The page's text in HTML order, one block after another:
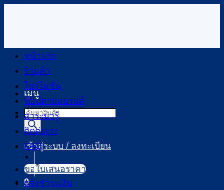
เนื้อหา
เมนู
Products
search
เข้าสู่ระบบ / ลงทะเบียน
หน้าแรก
ร้านค้า
โปรโมชัน
ช้อปตามแบรนด์
สาระน่ารู้
ติดต่อเรา
FAQ
ขอใบเสนอราคา
แจ้งชำระเงิน